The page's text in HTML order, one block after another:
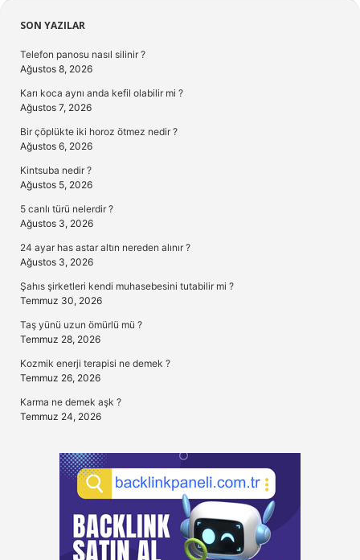
Sidebar
SON YAZILAR
Telefon panosu nasıl silinir ?
Ağustos 8, 2026
Karı koca aynı anda kefil olabilir mi ?
Ağustos 7, 2026
Bir çöplükte iki horoz ötmez nedir ?
Ağustos 6, 2026
Kintsuba nedir ?
Ağustos 5, 2026
5 canlı türü nelerdir ?
Ağustos 3, 2026
24 ayar has astar altın nereden alınır ?
Ağustos 3, 2026
Şahıs şirketleri kendi muhasebesini tutabilir mi ?
Temmuz 30, 2026
Taş yünü uzun ömürlü mü ?
Temmuz 28, 2026
Kozmik enerji terapisi ne demek ?
Temmuz 26, 2026
Karma ne demek aşk ?
Temmuz 24, 2026